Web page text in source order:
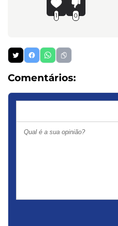
1 0
Comentários: